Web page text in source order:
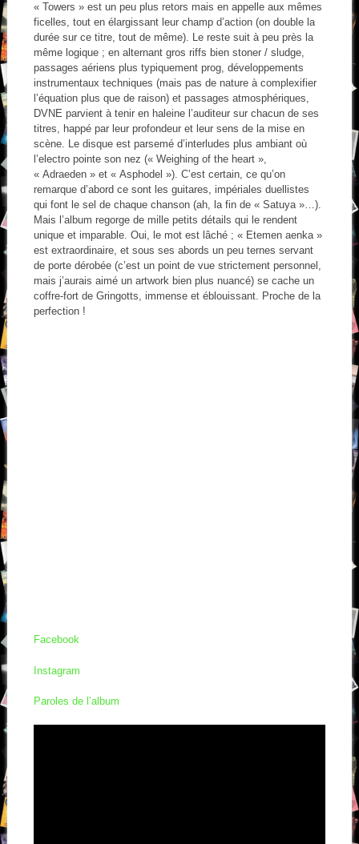
« Towers » est un peu plus retors mais en appelle aux mêmes
ficelles, tout en élargissant leur champ d’action (on double la
durée sur ce titre, tout de même). Le reste suit à peu près la
même logique ; en alternant gros riffs bien stoner / sludge,
passages aériens plus typiquement prog, développements
instrumentaux techniques (mais pas de nature à complexifier
l’équation plus que de raison) et passages atmosphériques,
DVNE parvient à tenir en haleine l’auditeur sur chacun de ses
titres, happé par leur profondeur et leur sens de la mise en
scène. Le disque est parsemé d’interludes plus ambiant où
l’electro pointe son nez (« Weighing of the heart »,
« Adraeden » et « Asphodel »). C’est certain, ce qu’on
remarque d’abord ce sont les guitares, impériales duellistes
qui font le sel de chaque chanson (ah, la fin de « Satuya »…).
Mais l’album regorge de mille petits détails qui le rendent
unique et imparable. Oui, le mot est lâché ; « Etemen aenka »
est extraordinaire, et sous ses abords un peu ternes servant
de porte dérobée (c’est un point de vue strictement personnel,
mais j’aurais aimé un artwork bien plus nuancé) se cache un
coffre-fort de Gringotts, immense et éblouissant. Proche de la
perfection !
Facebook
Instagram
Paroles de l’album